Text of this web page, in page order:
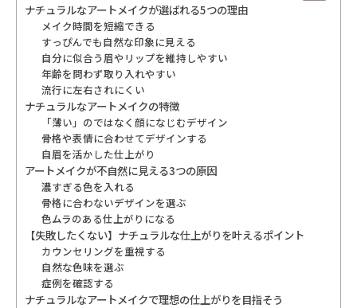
ナチュラルなアートメイクが選ばれる5つの理由
メイク時間を短縮できる
すっぴんでも自然な印象に見える
自分に似合う眉やリップを維持しやすい
年齢を問わず取り入れやすい
流行に左右されにくい
ナチュラルなアートメイクの特徴
「薄い」のではなく顔になじむデザイン
骨格や表情に合わせてデザインする
自眉を活かした仕上がり
アートメイクが不自然に見える3つの原因
濃すぎる色を入れる
骨格に合わないデザインを選ぶ
色ムラのある仕上がりになる
【失敗したくない】ナチュラルな仕上がりを叶えるポイント
カウンセリングを重視する
自然な色味を選ぶ
症例を確認する
ナチュラルなアートメイクで理想の仕上がりを目指そう